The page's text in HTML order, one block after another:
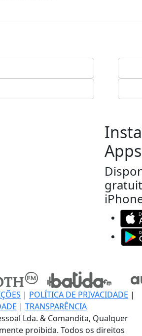
Apps
| POLÍTICA DE PRIVACIDADE |
| TRANSPARÊNCIA
Lda. & Comandita, Qualquer
proibida. Todos os direitos